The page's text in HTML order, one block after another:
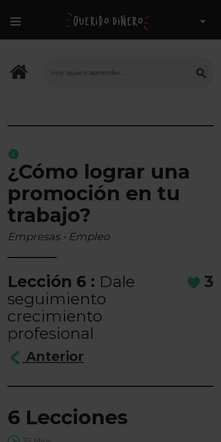
¿Cómo lograr una
promoción en tu
trabajo?
Empresas • Empleo
Lección 6 : Dale
seguimiento
crecimiento
profesional
3
Anterior
6 Lecciones